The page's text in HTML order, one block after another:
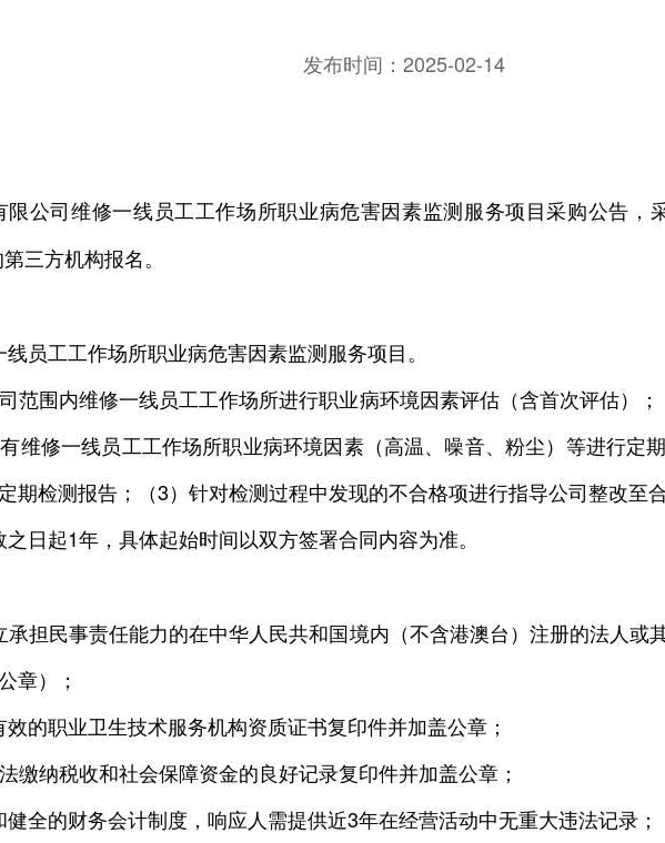
发布时间： 2025-02-14
司维修一线员工工作场所职业病危害因素监测服务项目采购公告，
三方机构报名。
工工作场所职业病危害因素监测服务项目。
围内维修一线员工工作场所进行职业病环境因素评估（含首次评估）
维修一线员工工作场所职业病环境因素（高温、噪音、粉尘）等进行定
期检测报告；（3）针对检测过程中发现的不合格项进行指导公司整改至合
起1年，具体起始时间以双方签署合同内容为准。
民事责任能力的在中华人民共和国境内（不含港澳台）注册的法人或
章）；
职业卫生技术服务机构资质证书复印件并加盖公章；
纳税收和社会保障资金的良好记录复印件并加盖公章；
的财务会计制度，响应人需提供近3年在经营活动中无重大违法记录；